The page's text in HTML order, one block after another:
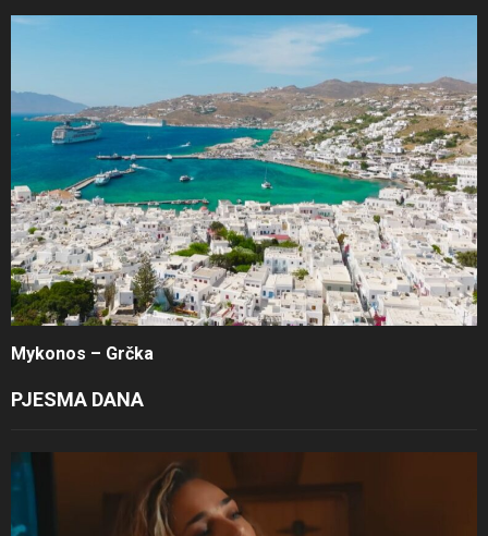
Mykonos – Grčka
PJESMA DANA